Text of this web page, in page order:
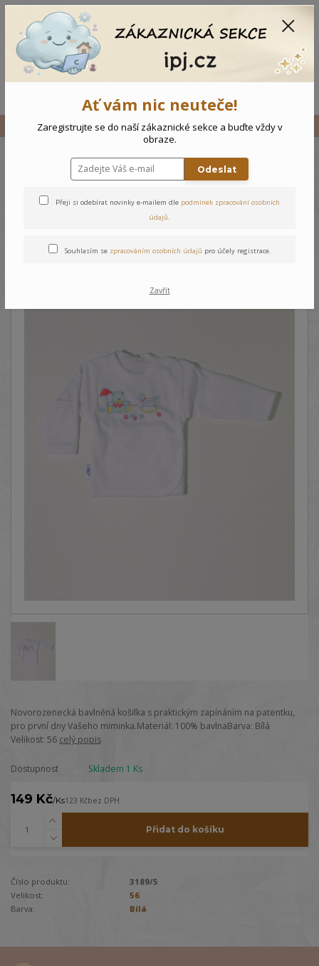
Vše Novorozenecká košilka Medvídek
Novorozenecká košilka
Medvídek
Novorozenecká bavlněná košilka s praktickým zapínáním na patentku,
pro první dny Vašeho miminka.Materiál: 100% bavlnaBarva: Bílá
Velikost: 56 celý popis
Dostupnost Skladem 1 Ks
149 Kč/Ks123 Kčbez DPH
Přidat do košíku
Číslo produktu:
3189/5
Velikost:
56
Barva:
Bílá
Ať vám nic neuteče!
Zaregistrujte se do naší zákaznické sekce a buďte vždy v
obraze.
Odeslat
Přeji si odebírat novinky e-mailem dle podmínek zpracování osobních
údajů.
Souhlasím se zpracováním osobních údajů pro účely registrace.
Zavřít